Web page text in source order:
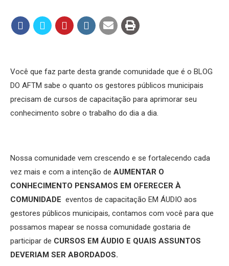
Você que faz parte desta grande comunidade que é o BLOG
DO AFTM sabe o quanto os gestores públicos municipais
precisam de cursos de capacitação para aprimorar seu
conhecimento sobre o trabalho do dia a dia.
Nossa comunidade vem crescendo e se fortalecendo cada
vez mais e com a intenção de AUMENTAR O
CONHECIMENTO PENSAMOS EM OFERECER À
COMUNIDADE eventos de capacitação EM ÁUDIO aos
gestores públicos municipais, contamos com você para que
possamos mapear se nossa comunidade gostaria de
participar de CURSOS EM ÁUDIO E QUAIS ASSUNTOS
DEVERIAM SER ABORDADOS.